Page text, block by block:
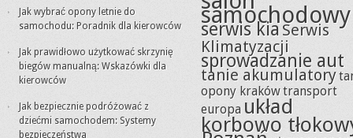
Jak wybrać opony letnie do
samochodu: Poradnik dla kierowców
Jak prawidłowo użytkować skrzynię
biegów manualną: Wskazówki dla
kierowców
Jak bezpiecznie podróżować z
dziećmi samochodem: Systemy
bezpieczeństwa
samochodowy
serwis kiaSerwis
Klimatyzacji
sprowadzanie aut
tanie akumulatory
opony krakówtransport
europa układ
korbowo